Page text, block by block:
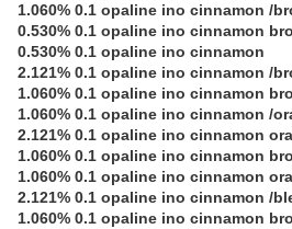
1.060% 0.1 opaline ino cinnamon /
0.530% 0.1 opaline ino cinnamon
0.530% 0.1 opaline ino cinnamon
2.121% 0.1 opaline ino cinnamon /
1.060% 0.1 opaline ino cinnamon
1.060% 0.1 opaline ino cinnamon /
2.121% 0.1 opaline ino cinnamon
1.060% 0.1 opaline ino cinnamon
1.060% 0.1 opaline ino cinnamon
2.121% 0.1 opaline ino cinnamon /
1.060% 0.1 opaline ino cinnamon